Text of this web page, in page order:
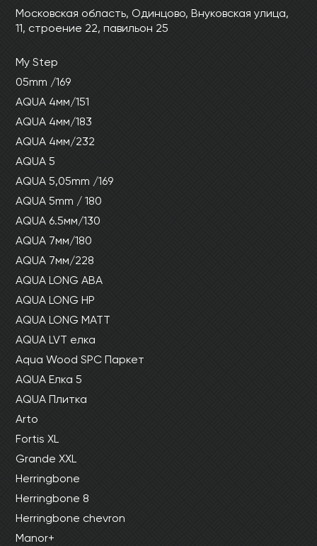
Ваши данные не будут переданы третьим
лицам
Ваши данные не будут переданы третьим
лицам
Московская область, Одинцово, Внуковская улица,
11, строение 22, павильон 25
My Step
05mm /169
AQUA 4мм/151
AQUA 4мм/183
AQUA 4мм/232
AQUA 5
AQUA 5,05mm /169
AQUA 5mm / 180
AQUA 6.5мм/130
AQUA 7мм/180
AQUA 7мм/228
AQUA LONG ABA
AQUA LONG HP
AQUA LONG MATT
AQUA LVT елка
Aqua Wood SPC Паркет
AQUA Елка 5
AQUA Плитка
Arto
Fortis XL
Grande XXL
Herringbone
Herringbone 8
Herringbone chevron
Manor+